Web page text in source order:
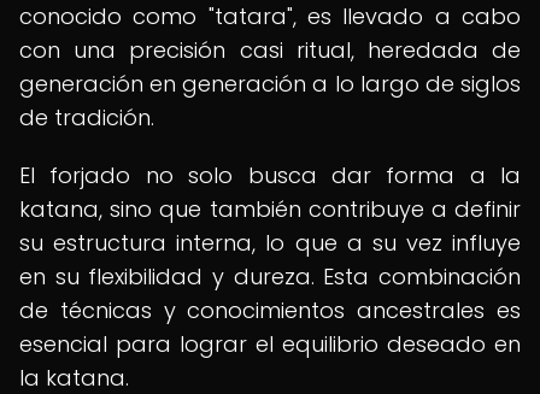
conocido como "tatara", es llevado a cabo
con una precisión casi ritual, heredada de
generación en generación a lo largo de siglos
de tradición.
El forjado no solo busca dar forma a la
katana, sino que también contribuye a definir
su estructura interna, lo que a su vez influye
en su flexibilidad y dureza. Esta combinación
de técnicas y conocimientos ancestrales es
esencial para lograr el equilibrio deseado en
la katana.